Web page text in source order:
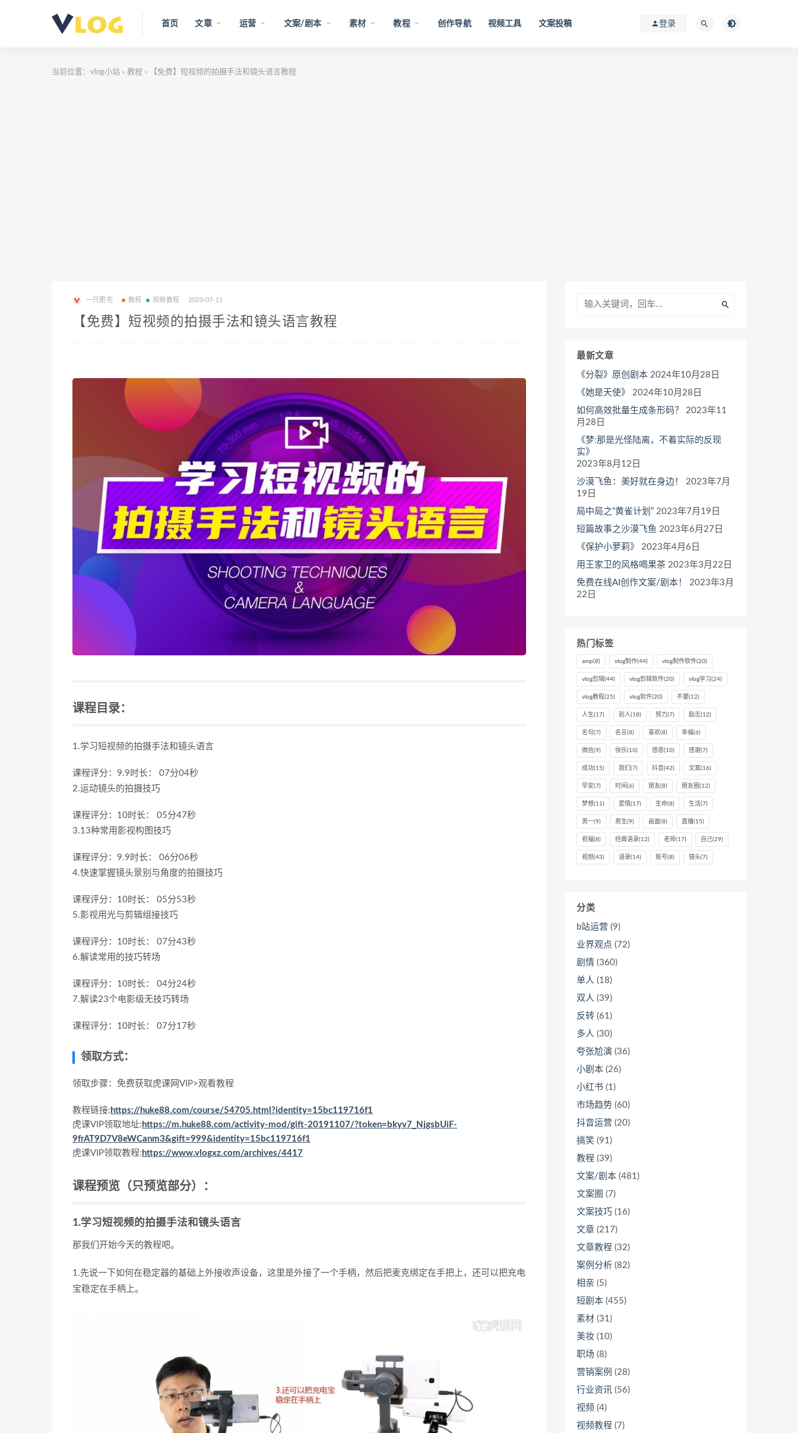
首页 文章 运营 文案/剧本 素材 教程 创作导航 视频工具 文案投稿 登录
当前位置： vlog小站 > 教程 > 【免费】短视频的拍摄手法和镜头语言教程
一只肥宅 教程 视频教程 2020-07-15
【免费】短视频的拍摄手法和镜头语言教程
课程目录：
1.学习短视频的拍摄手法和镜头语言
课程评分：9.9时长： 07分04秒
2.运动镜头的拍摄技巧
课程评分：10时长： 05分47秒
3.13种常用影视构图技巧
课程评分：9.9时长： 06分06秒
4.快速掌握镜头景别与角度的拍摄技巧
课程评分：10时长： 05分53秒
5.影视用光与剪辑组接技巧
课程评分：10时长： 07分43秒
6.解读常用的技巧转场
课程评分：10时长： 04分24秒
7.解读23个电影级无技巧转场
课程评分：10时长： 07分17秒
领取方式：
领取步骤：免费获取虎课网VIP>观看教程
教程链接: https://huke88.com/course/54705.html?identity=15bc119716f1
虎课VIP领取地址: https://m.huke88.com/activity-mod/gift-20191107/?token=bkyv7_NjgsbUiF-
9frAT9D7V8eWCanm3&gift=999&identity=15bc119716f1
虎课VIP领取教程: https://www.vlogxz.com/archives/4417
课程预览（只预览部分）：
1.学习短视频的拍摄手法和镜头语言
那我们开始今天的教程吧。
1.先说一下如何在稳定器的基础上外接收声设备，这里是外接了一个手柄，然后把麦克绑定在手把上，还可以把充电
宝稳定在手柄上。
最新文章
《分裂》原创剧本 2024年10月28日
《她是天使》
2024年10月28日
如何高效批量生成条形码？
2023年11
月28日
《梦:那是光怪陆离，不着实际的反现
实》
2023年8月12日
沙漠飞鱼：美好就在身边！
2023年7月
19日
局中局之“黄雀计划” 2023年7月19日
短篇故事之沙漠飞鱼 2023年6月27日
《保护小萝莉》
2023年4月6日
用王家卫的风格喝果茶 2023年3月22日
免费在线AI创作文案/剧本！
2023年3月
22日
热门标签
amp(8) vlog制作(44) vlog制作软件(20)
vlog剪辑(44) vlog剪辑软件(20) vlog学习(24)
vlog教程(25) vlog软件(20) 不要(12)
人生(17) 别人(18) 努力(7) 励志(12)
名句(7) 名言 (8) 喜欢(8) 幸福(6)
微信(9) 快乐(10) 感恩(10) 感谢(7)
成功(15) 我们 (7) 抖音(42) 文案(16)
早安(7) 时间 (6) 朋友(8) 朋友圈 (12)
梦想(11) 爱情(17) 生命(8) 生活(7)
男一(9) 男生(9) 画面(8) 直播(15)
祝福(8) 经典语录(12) 老师(17) 自己(29)
视频(43) 语录(14) 账号(8) 镜头(7)
分类
b站运营 (9)
业界观点 (72)
剧情 (360)
单人 (18)
双人 (39)
反转 (61)
多人 (30)
夸张尬演 (36)
小剧本 (26)
小红书 (1)
市场趋势 (60)
抖音运营 (20)
搞笑 (91)
教程 (39)
文案/剧本 (481)
文案圈 (7)
文案技巧 (16)
文章 (217)
文章教程 (32)
案例分析 (82)
相亲 (5)
短剧本 (455)
素材 (31)
美妆 (10)
职场 (8)
营销案例 (28)
行业资讯 (56)
视频 (4)
视频教程 (7)